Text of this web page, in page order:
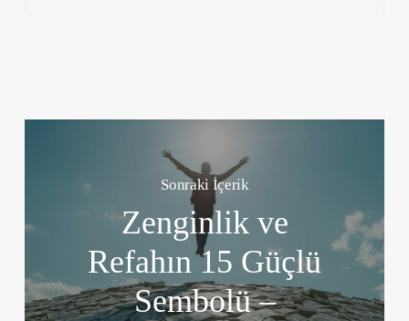
Sonraki İçerik
Zenginlik ve
Refahın 15 Güçlü
Sembolü –